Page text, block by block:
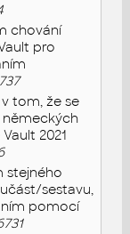
chování
pro
tom, že se
2021
stejného
sestavu,
pomocí